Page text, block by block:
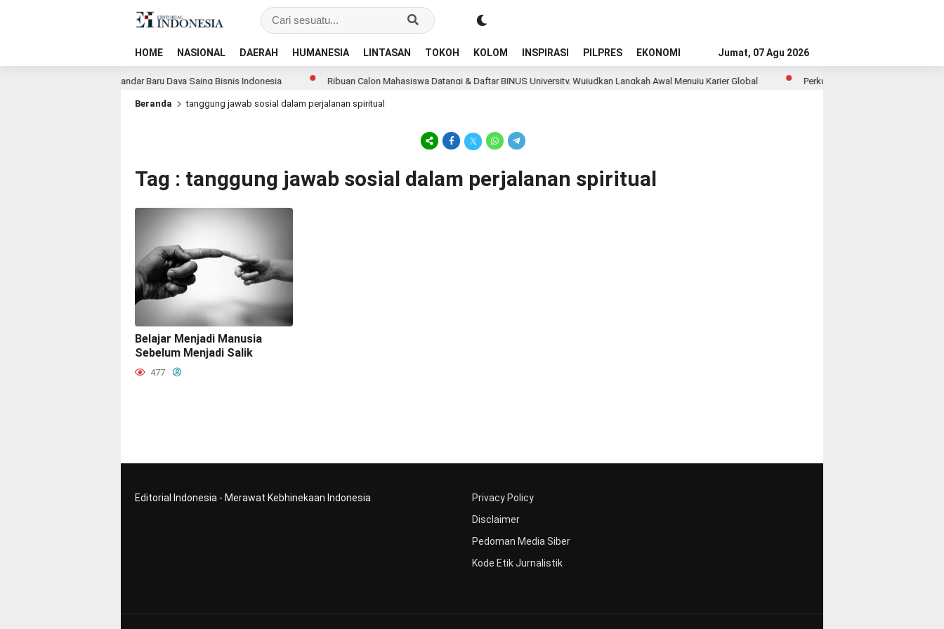
HOME NASIONAL DAERAH HUMANESIA LINTASAN TOKOH KOLOM INSPIRASI PILPRES EKONOMI Jumat, 07 Agu 2026
Dorong ESG Menjadi Standar Baru Daya Saing Bisnis Indonesia Ribuan Calon Mahasiswa Datangi & Daftar BINUS University, Wujudkan Langkah Awal Menuju Karier Global Perkuat Ketahanan Pangan dan
Beranda tanggung jawab sosial dalam perjalanan spiritual
Tag : tanggung jawab sosial dalam perjalanan spiritual
Belajar Menjadi Manusia
Sebelum Menjadi Salik
477
Privacy Policy
Disclaimer
Pedoman Media Siber
Kode Etik Jurnalistik
Editorial Indonesia - Merawat Kebhinekaan Indonesia